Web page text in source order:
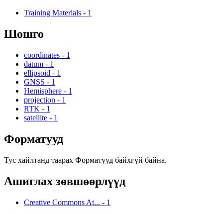
Training Materials - 1
Шошго
coordinates - 1
datum - 1
ellipsoid - 1
GNSS - 1
Hemisphere - 1
projection - 1
RTK - 1
satellite - 1
Форматууд
Тус хайлтанд таарах Форматууд байхгүй байна.
Ашиглах зөвшөөрлүүд
Creative Commons At... - 1